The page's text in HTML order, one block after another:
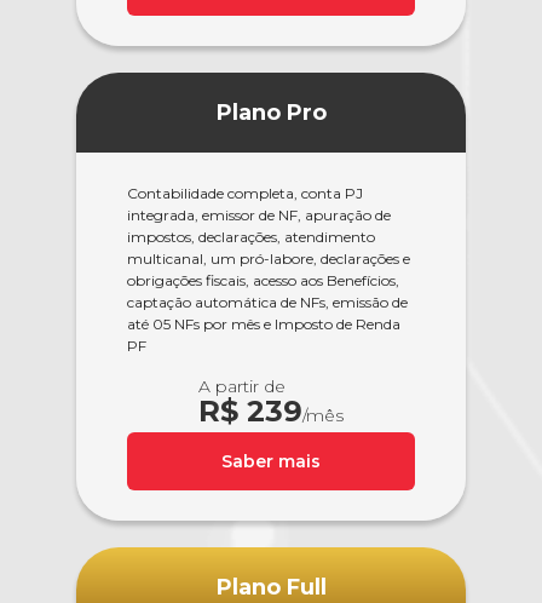
Plano Pro
Contabilidade completa, conta PJ
integrada, emissor de NF, apuração de
impostos, declarações, atendimento
multicanal, um pró-labore, declarações e
obrigações fiscais, acesso aos Benefícios,
captação automática de NFs, emissão de
até 05 NFs por mês e Imposto de Renda
PF
A partir de
R$ 239/mês
Saber mais
Plano Full